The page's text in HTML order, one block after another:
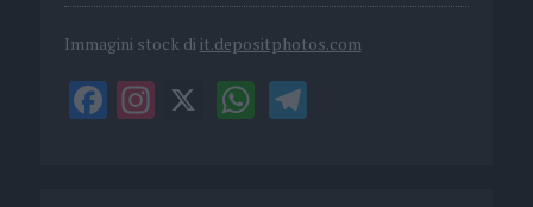
Immagini stock di it.depositphotos.com